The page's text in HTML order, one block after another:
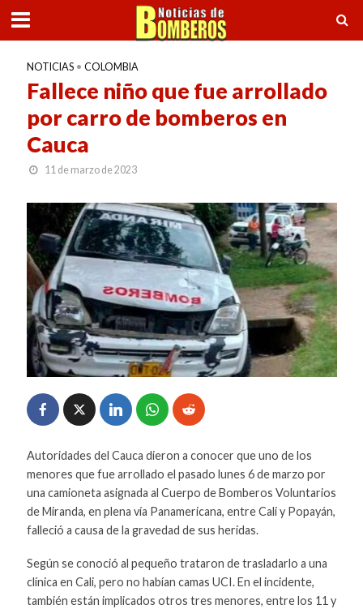
NOTICIAS • COLOMBIA
Fallece niño que fue arrollado
por carro de bomberos en
Cauca
11 de marzo de 2023
Autoridades del Cauca dieron a conocer que uno de los
menores que fue arrollado el pasado lunes 6 de marzo por
una camioneta asignada al Cuerpo de Bomberos Voluntarios
de Miranda, en plena vía Panamericana, entre Cali y Popayán,
falleció a causa de la gravedad de sus heridas.
Según se conoció al pequeño trataron de trasladarlo a una
clínica en Cali, pero no habían camas UCI. En el incidente,
también están implicados otros tres menores, entre los 11 y